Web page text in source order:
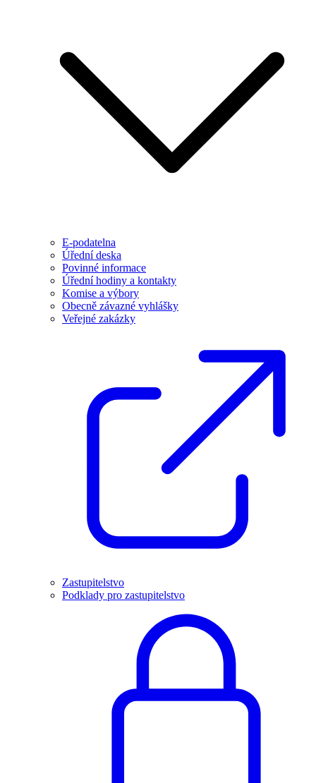
E-podatelna
Úřední deska
Povinné informace
Úřední hodiny a kontakty
Komise a výbory
Obecně závazné vyhlášky
Veřejné zakázky
Zastupitelstvo
Podklady pro zastupitelstvo